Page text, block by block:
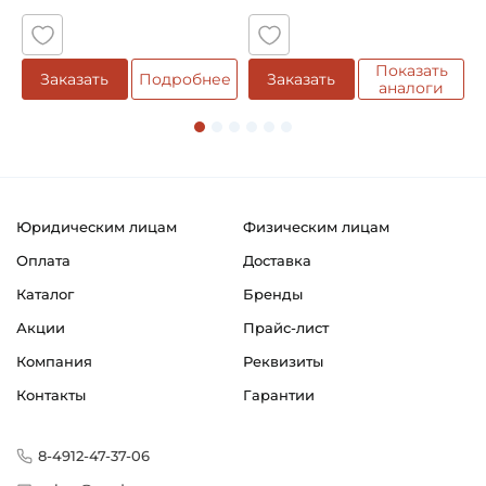
Заказать Подробнее Заказать
Показать
аналоги
Юридическим лицам
Физическим лицам
Оплата
Доставка
Каталог
Бренды
Акции
Прайс-лист
Компания
Реквизиты
Контакты
Гарантии
8-4912-47-37-06